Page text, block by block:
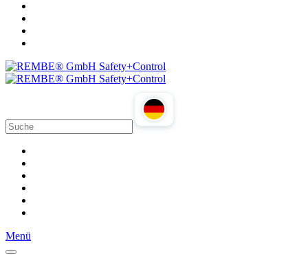
Menü